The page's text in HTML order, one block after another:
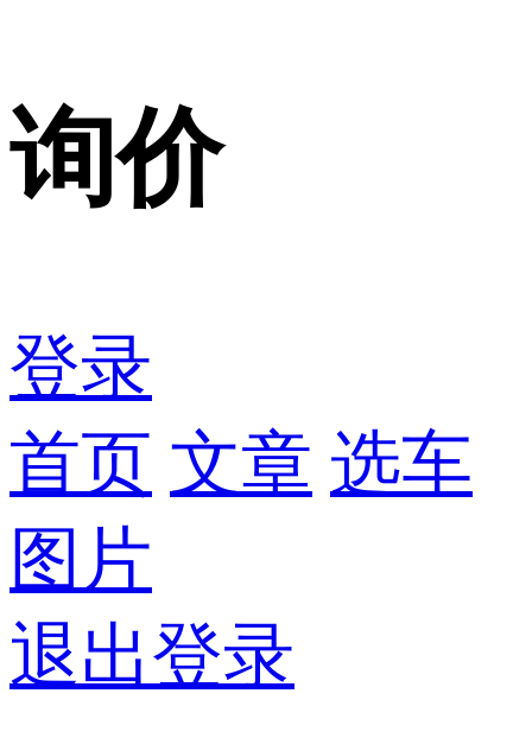
询价
登录
首页 文章 选车
图片
退出登录